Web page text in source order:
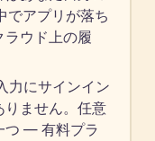
でアプリが落ち
ラウド上の履
力にサインイン
りません。任意
つ — 有料プラ